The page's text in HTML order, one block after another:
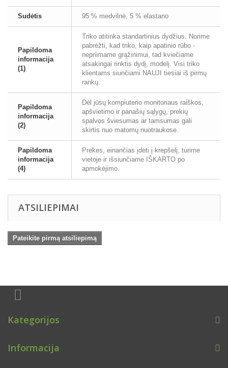
Sudėtis 95 % medvilnė, 5 % elastano
Papildoma
informacija
(1)
Triko atitinka standartinius dydžius. Norime
pabrėžti, kad triko, kaip apatinio rūbo -
nepriimame grąžinimui, tad kviečiame
atsakingai rinktis dydį, modelį. Visi triko
klientams siunčiami NAUJI tiesiai iš pirmų
rankų.
Papildoma
informacija
(2)
Dėl jūsų kompiuterio monitoriaus raiškos,
apšvietimo ir panašių sąlygų, prekių
spalvos šviesumas ar tamsumas gali
skirtis nuo matomų nuotraukose.
Papildoma
informacija
(4)
Prekes, einančias įdėti į krepšelį, turime
vietoje ir išsiunčiame IŠKARTO po
apmokėjimo.
ATSILIEPIMAI
Pateikite pirmą atsiliepimą
Kategorijos
Informacija